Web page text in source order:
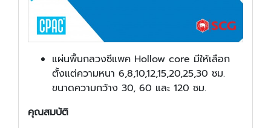
แผ่นพื้นกลวงซีแพค Hollow core มีให้เลือก
ตั้งแต่ความหนา 6,8,10,12,15,20,25,30 ซม.
ขนาดความกว้าง 30, 60 และ 120 ซม.
คุณสมบัติ